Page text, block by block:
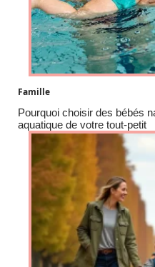
Famille
Pourquoi choisir des bébés
aquatique de votre tout-petit